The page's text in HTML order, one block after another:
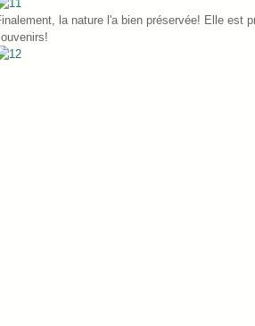
la nature l'a bien préservée! Elle est